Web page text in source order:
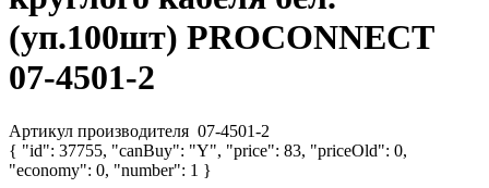
(уп.100шт) PROCONNECT
07-4501-2
Артикул производителя 07-4501-2
{ "id": 37755, "canBuy": "Y", "price": 83, "priceOld": 0,
"economy": 0, "number": 1 }